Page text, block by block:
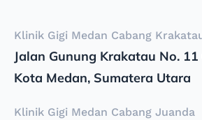
Klinik Gigi Medan Cabang
Jalan Gunung Krakatau No.
Kota Medan, Sumatera Utara
Klinik Gigi Medan Cabang Juanda